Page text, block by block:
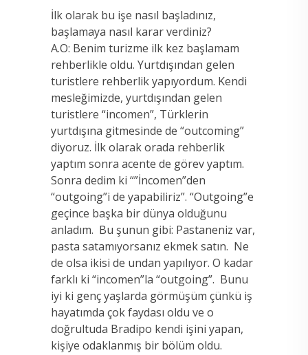
İlk olarak bu işe nasıl başladınız,
başlamaya nasıl karar verdiniz?
A.O: Benim turizme ilk kez başlamam
rehberlikle oldu. Yurtdışından gelen
turistlere rehberlik yapıyordum. Kendi
mesleğimizde, yurtdışından gelen
turistlere “incomen”, Türklerin
yurtdışına gitmesinde de “outcoming”
diyoruz. İlk olarak orada rehberlik
yaptım sonra acente de görev yaptım.
Sonra dedim ki “”İncomen”den
“outgoing”i de yapabiliriz”. “Outgoing”e
geçince başka bir dünya olduğunu
anladım. Bu şunun gibi: Pastaneniz var,
pasta satamıyorsanız ekmek satın. Ne
de olsa ikisi de undan yapılıyor. O kadar
farklı ki “incomen”la “outgoing”. Bunu
iyi ki genç yaşlarda görmüşüm çünkü iş
hayatımda çok faydası oldu ve o
doğrultuda Bradipo kendi işini yapan,
kişiye odaklanmış bir bölüm oldu.